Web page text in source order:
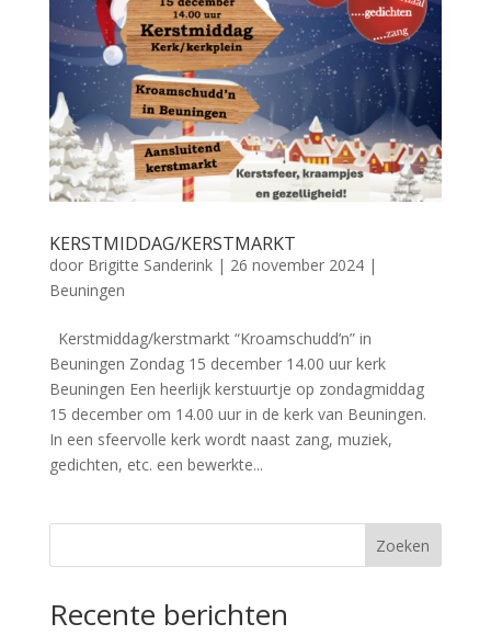
KERSTMIDDAG/KERSTMARKT
door Brigitte Sanderink| 26 november 2024|
Beuningen
Kerstmiddag/kerstmarkt “Kroamschudd’n” in
Beuningen Zondag 15 december 14.00 uur kerk
Beuningen Een heerlijk kerstuurtje op zondagmiddag
15 december om 14.00 uur in de kerk van Beuningen.
In een sfeervolle kerk wordt naast zang, muziek,
gedichten, etc. een bewerkte...
Zoeken
Recente berichten